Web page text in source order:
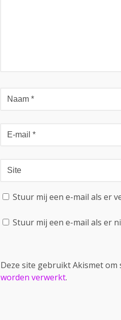
Stuur mij een e-mail als er
Stuur mij een e-mail als er
Deze site gebruikt Akismet om
worden verwerkt.